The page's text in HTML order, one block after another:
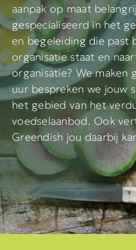
AFSPRAAK MAKEN
aanpak op maat
gespecialiseerd in het
en begeleiding die past
organisatie staat en
organisatie? We maken
uur bespreken we jouw
het gebied van het
voedselaanbod. Ook
Greendish jou daarbij